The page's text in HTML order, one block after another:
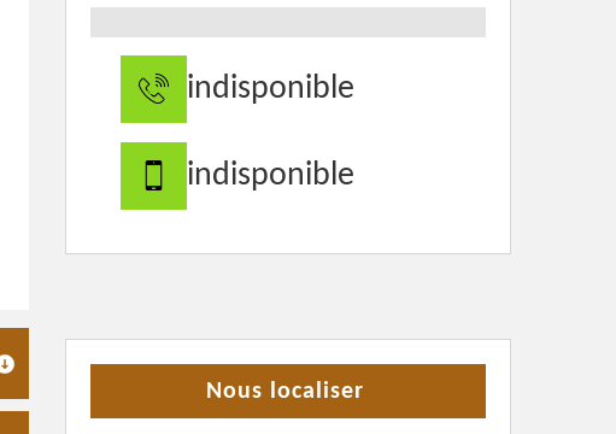
indisponible
indisponible
Nous localiser